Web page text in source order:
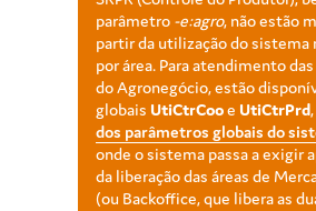
parâmetro -e:agro, não estão
partir da utilização do
por área. Para atendimento
do Agronegócio, estão
globais UtiCtrCooe UtiCtrPrd
dos parâmetros globais do
onde o sistema passa a exigir
da liberação das áreas de
(ou Backoffice, que libera as